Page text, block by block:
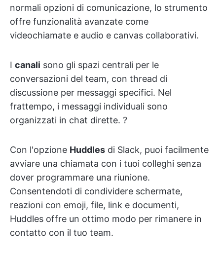
normali opzioni di comunicazione, lo strumento
offre funzionalità avanzate come
videochiamate e audio e canvas collaborativi.
I canali sono gli spazi centrali per le
conversazioni del team, con thread di
discussione per messaggi specifici. Nel
frattempo, i messaggi individuali sono
organizzati in chat dirette. ?
Con l'opzione Huddles di Slack, puoi facilmente
avviare una chiamata con i tuoi colleghi senza
dover programmare una riunione.
Consentendoti di condividere schermate,
reazioni con emoji, file, link e documenti,
Huddles offre un ottimo modo per rimanere in
contatto con il tuo team.